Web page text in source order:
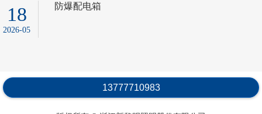
18
2026-05
防爆配电箱
13777710983